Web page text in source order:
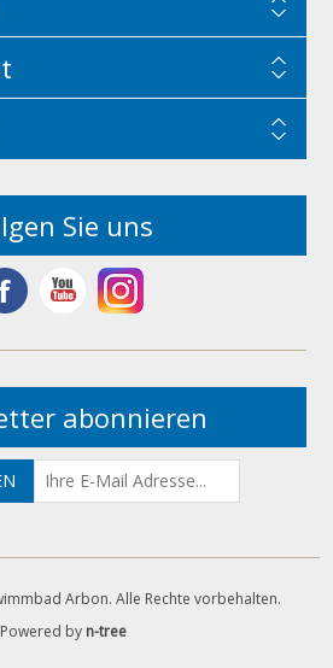
Sie uns
abonnieren
Arbon. Alle Rechte vorbehalten.
Powered by n-tree